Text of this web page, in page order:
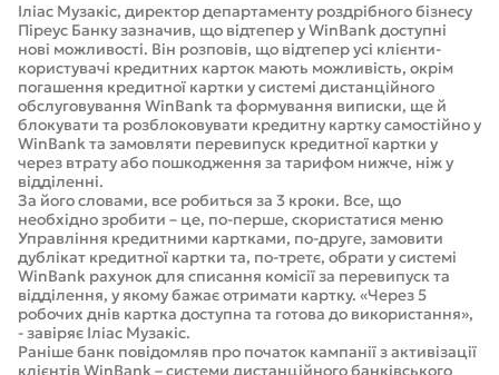
Іліас Музакіс, директор департаменту роздрібного бізнесу
Піреус Банку зазначив, що відтепер у WinBank доступні
нові можливості. Він розповів, що відтепер усі клієнти-
користувачі кредитних карток мають можливість, окрім
погашення кредитної картки у системі дистанційного
обслуговування WinBank та формування виписки, ще й
блокувати та розблоковувати кредитну картку самостійно у
WinBank та замовляти перевипуск кредитної картки у
через втрату або пошкодження за тарифом нижче, ніж у
відділенні.
За його словами, все робиться за 3 кроки. Все, що
необхідно зробити – це, по-перше, скористатися меню
Управління кредитними картками, по-друге, замовити
дублікат кредитної картки та, по-третє, обрати у системі
WinBank рахунок для списання комісії за перевипуск та
відділення, у якому бажає отримати картку. «Через 5
робочих днів картка доступна та готова до використання»,
- завіряє Іліас Музакіс.
Раніше банк повідомляв про початок кампанії з активізації
клієнтів WinBank – системи дистанційного банківського